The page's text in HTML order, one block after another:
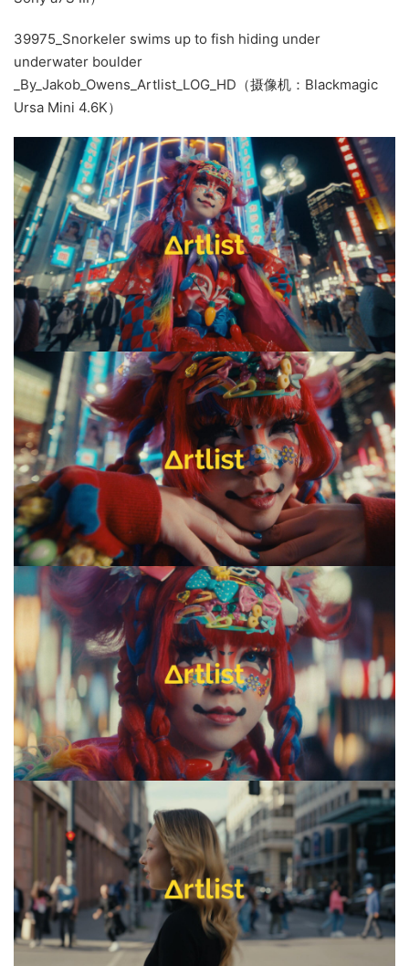
39975_Snorkeler swims up to fish hiding under
underwater boulder
_By_Jakob_Owens_Artlist_LOG_HD（摄像机：Blackmagic
Ursa Mini 4.6K）